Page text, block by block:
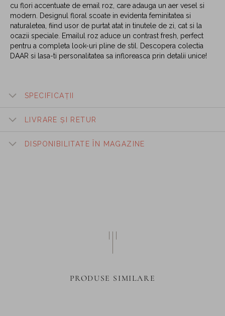
cu flori accentuate de email roz, care adauga un aer vesel si
modern. Designul floral scoate in evidenta feminitatea si
naturaletea, fiind usor de purtat atat in tinutele de zi, cat si la
ocazii speciale. Emailul roz aduce un contrast fresh, perfect
pentru a completa look-uri pline de stil. Descopera colectia
DAAR si lasa-ti personalitatea sa infloreasca prin detalii unice!
SPECIFICAȚII
LIVRARE ȘI RETUR
DISPONIBILITATE ÎN MAGAZINE
PRODUSE SIMILARE